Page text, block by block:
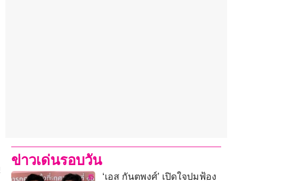
ข่าวเด่นรอบวัน
‘เอส กันตพงศ์’ เปิดใจปมฟ้อง